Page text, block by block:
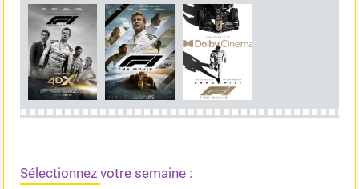
Sélectionnez votre semaine :